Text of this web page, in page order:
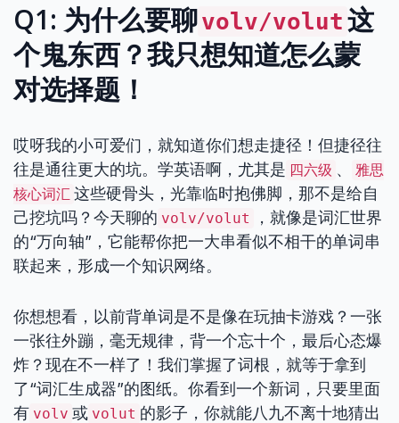
Q1: 为什么要聊volv/volut 这
个鬼东西？我只想知道怎么蒙
对选择题！
哎呀我的小可爱们，就知道你们想走捷径！但捷径往
往是通往更大的坑。学英语啊，尤其是 四六级 、
雅思
核心词汇 这些硬骨头，光靠临时抱佛脚，那不是给自
己挖坑吗？今天聊的 volv/volut
，就像是词汇世界
的“万向轴”，它能帮你把一大串看似不相干的单词串
联起来，形成一个知识网络。
你想想看，以前背单词是不是像在玩抽卡游戏？一张
一张往外蹦，毫无规律，背一个忘十个，最后心态爆
炸？现在不一样了！我们掌握了词根，就等于拿到
了“词汇生成器”的图纸。你看到一个新词，只要里面
有 volv 或 volut 的影子，你就能八九不离十地猜出